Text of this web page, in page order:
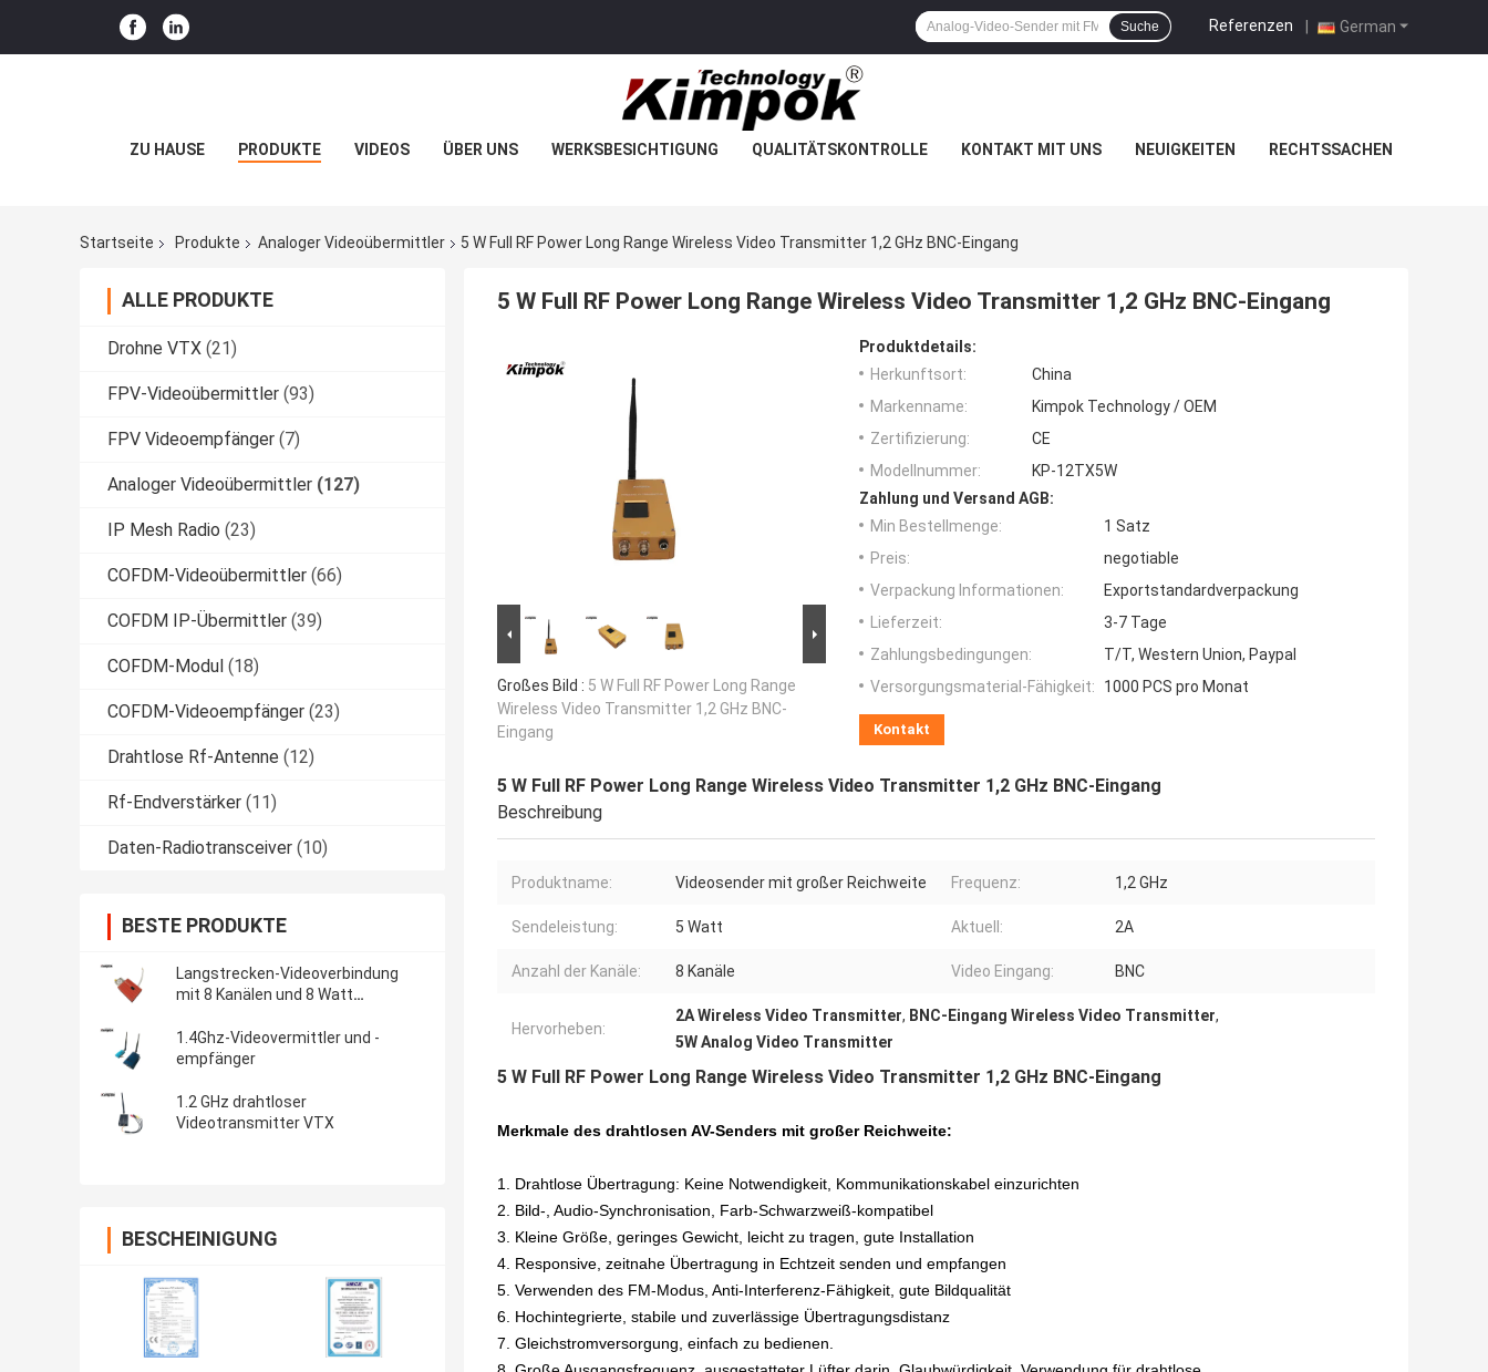
German
Referenzen |
Suche
ZU HAUSE PRODUKTE VIDEOS ÜBER UNS WERKSBESICHTIGUNG QUALITÄTSKONTROLLE KONTAKT MIT UNS NEUIGKEITEN RECHTSSACHEN
Startseite Produkte Analoger Videoübermittler 5 W Full RF Power Long Range Wireless Video Transmitter 1,2 GHz BNC-Eingang
ALLE PRODUKTE
Drohne VTX (21)
FPV-Videoübermittler (93)
FPV Videoempfänger (7)
Analoger Videoübermittler (127)
IP Mesh Radio (23)
COFDM-Videoübermittler (66)
COFDM IP-Übermittler (39)
COFDM-Modul (18)
COFDM-Videoempfänger (23)
Drahtlose Rf-Antenne (12)
Rf-Endverstärker (11)
Daten-Radiotransceiver (10)
BESTE PRODUKTE
Langstrecken-Videoverbindung
mit 8 Kanälen und 8 Watt
1.4Ghz-Videovermittler und -
empfänger
1.2 GHz drahtloser
Videotransmitter VTX
BESCHEINIGUNG
5 W Full RF Power Long Range Wireless Video Transmitter 1,2 GHz BNC-Eingang
Großes Bild : 5 W Full RF Power Long Range
Wireless Video Transmitter 1,2 GHz BNC-
Eingang
Produktdetails:
Herkunftsort:
China
Markenname:
Kimpok Technology / OEM
Zertifizierung:
CE
Modellnummer:
KP-12TX5W
Zahlung und Versand AGB:
Min Bestellmenge:
1 Satz
Preis:
negotiable
Verpackung Informationen:
Exportstandardverpackung
Lieferzeit:
3-7 Tage
Zahlungsbedingungen:
T/T, Western Union, Paypal
Versorgungsmaterial-Fähigkeit:
1000 PCS pro Monat
Kontakt
5 W Full RF Power Long Range Wireless Video Transmitter 1,2 GHz BNC-Eingang
Beschreibung
Produktname: Videosender mit großer Reichweite Frequenz: 1,2 GHz
Sendeleistung: 5 Watt Aktuell: 2A
Anzahl der Kanäle: 8 Kanäle Video Eingang: BNC
Hervorheben:
2A Wireless Video Transmitter, BNC-Eingang Wireless Video Transmitter,
5W Analog Video Transmitter
5 W Full RF Power Long Range Wireless Video Transmitter 1,2 GHz BNC-Eingang
Merkmale des drahtlosen AV-Senders mit großer Reichweite:
1. Drahtlose Übertragung: Keine Notwendigkeit, Kommunikationskabel einzurichten
2. Bild-, Audio-Synchronisation, Farb-Schwarzweiß-kompatibel
3. Kleine Größe, geringes Gewicht, leicht zu tragen, gute Installation
4. Responsive, zeitnahe Übertragung in Echtzeit senden und empfangen
5. Verwenden des FM-Modus, Anti-Interferenz-Fähigkeit, gute Bildqualität
6. Hochintegrierte, stabile und zuverlässige Übertragungsdistanz
7. Gleichstromversorgung, einfach zu bedienen.